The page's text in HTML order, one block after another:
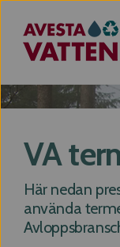
VA
Här nedan
använda